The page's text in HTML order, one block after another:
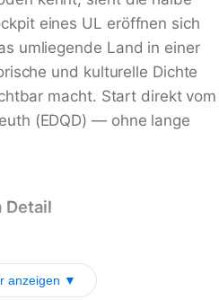
eines UL eröffnen sich
umliegende Land in einer
und kulturelle Dichte
macht. Start direkt vom
(EDQD) — ohne lange
Detail
anzeigen ▼